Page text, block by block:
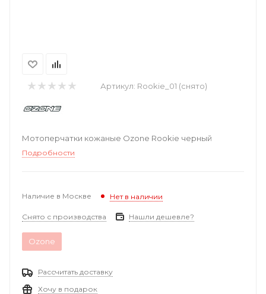
Артикул: Rookie_01 (снято)
Мотоперчатки кожаные Ozone Rookie черный
Подробности
Наличие в Москве Нет в наличии
Снято с производства Нашли дешевле?
Ozone
Рассчитать доставку
Хочу в подарок